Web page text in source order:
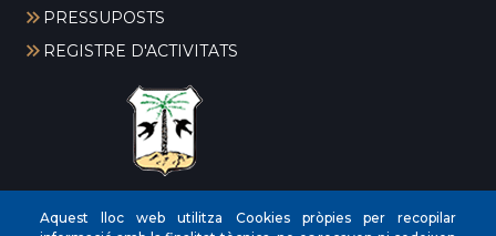
PRESSUPOSTS
REGISTRE D'ACTIVITATS
CIF
‎P0704300C
Aquest lloc web utilitza Cookies pròpies per recopilar